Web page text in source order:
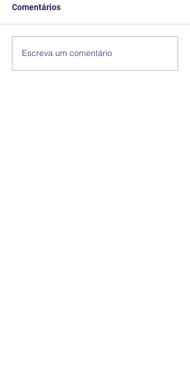
Comentários
Escreva um comentário